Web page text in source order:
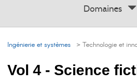
Domaines
Ingénierie et systèmes > Technologie et
Vol 4 - Science